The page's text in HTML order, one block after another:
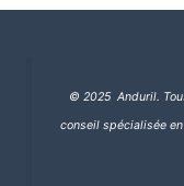
© 2025 Anduril.
conseil spécialisée